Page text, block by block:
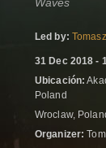
Led by:
31 Dec 2018 -
Ubicación:
Poland
Wroclaw,
Organizer: